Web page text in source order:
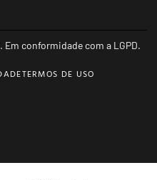
conformidade com a LGPD.
TERMOS DE USO